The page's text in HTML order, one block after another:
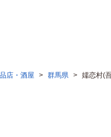
店・酒屋 > 群馬県 > 嬬恋村(